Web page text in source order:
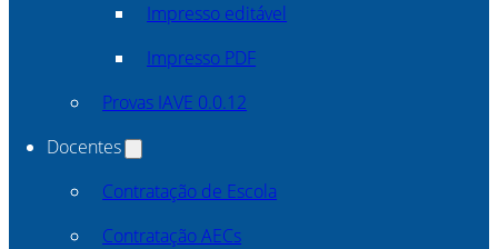
Impresso editável
Impresso PDF
Provas IAVE 0.0.12
Docentes
Contratação de Escola
Contratação AECs